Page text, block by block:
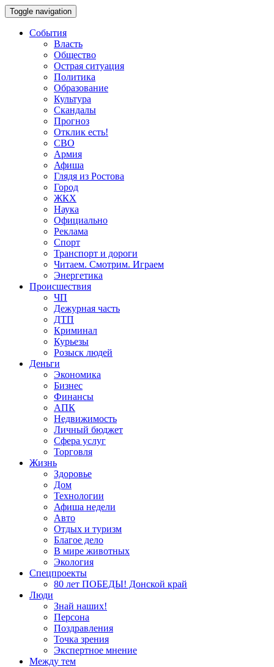
Toggle navigation
События
Власть
Общество
Острая ситуация
Политика
Образование
Культура
Скандалы
Прогноз
Отклик есть!
СВО
Армия
Афиша
Глядя из Ростова
Город
ЖКХ
Наука
Официально
Реклама
Спорт
Транспорт и дороги
Читаем. Смотрим. Играем
Энергетика
Происшествия
ЧП
Дежурная часть
ДТП
Криминал
Курьезы
Розыск людей
Деньги
Экономика
Бизнес
Финансы
АПК
Недвижимость
Личный бюджет
Сфера услуг
Торговля
Жизнь
Здоровье
Дом
Технологии
Афиша недели
Авто
Отдых и туризм
Благое дело
В мире животных
Экология
Спецпроекты
80 лет ПОБЕДЫ! Донской край
Люди
Знай наших!
Персона
Поздравления
Точка зрения
Экспертное мнение
Между тем